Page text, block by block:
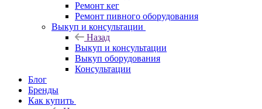
Ремонт кег
Ремонт пивного оборудования
Выкуп и консультации
Назад
Выкуп и консультации
Выкуп оборудования
Консультации
Блог
Бренды
Как купить